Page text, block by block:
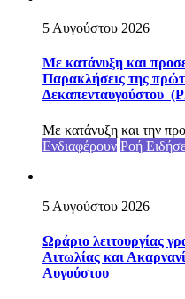
5 Αυγούστου 2026
Με κατάνυξη και
Παρακλήσεις της
Δεκαπενταυγούστου
Με κατάνυξη και την
Ενδιαφέρουν Ροή
5 Αυγούστου 2026
Ωράριο λειτουργίας
Αιτωλίας και
Αυγούστου